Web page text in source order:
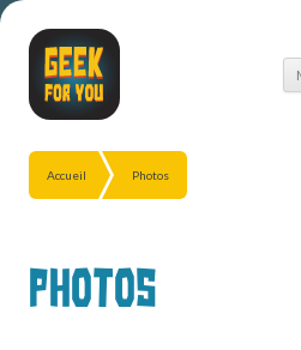
Accueil Photos
Photos